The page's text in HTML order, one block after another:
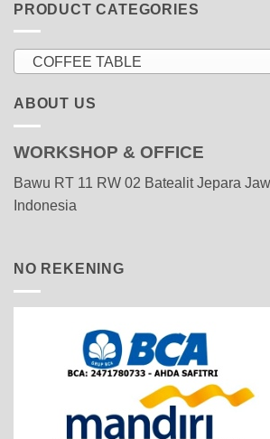
PRODUCT CATEGORIES
COFFEE TABLE
ABOUT US
WORKSHOP & OFFICE
Bawu RT 11 RW 02 Batealit Jepara
Indonesia
NO REKENING